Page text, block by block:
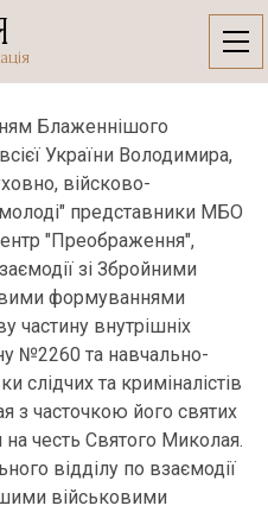
Блаженнішого
України Володимира,
війсково-
представники МБО
"Преображення",
зі Збройними
формуваннями
частину внутрішніх
№2260 та навчально-
слідчих та криміналістів
з часточкою його святих
честь Святого Миколая.
відділу по взаємодії
військовими